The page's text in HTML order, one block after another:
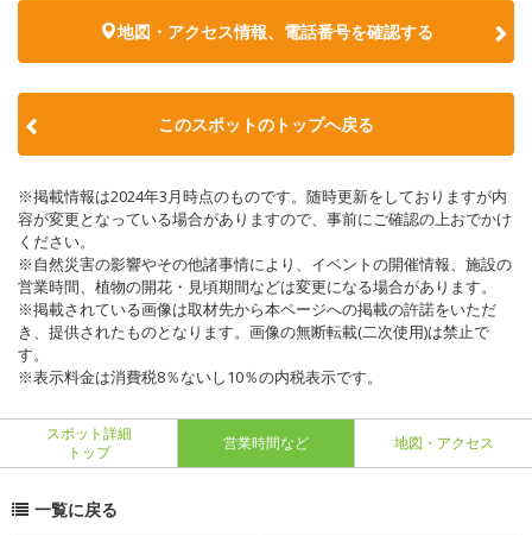
地図・アクセス情報、電話番号を確認する
このスポットのトップへ戻る
※掲載情報は2024年3月時点のものです。随時更新をしておりますが内
容が変更となっている場合がありますので、事前にご確認の上おでかけ
ください。
※自然災害の影響やその他諸事情により、イベントの開催情報、施設の
営業時間、植物の開花・見頃期間などは変更になる場合があります。
※掲載されている画像は取材先から本ページへの掲載の許諾をいただ
き、提供されたものとなります。画像の無断転載(二次使用)は禁止で
す。
※表示料金は消費税8％ないし10％の内税表示です。
スポット詳細
トップ
営業時間など 地図・アクセス
一覧に戻る